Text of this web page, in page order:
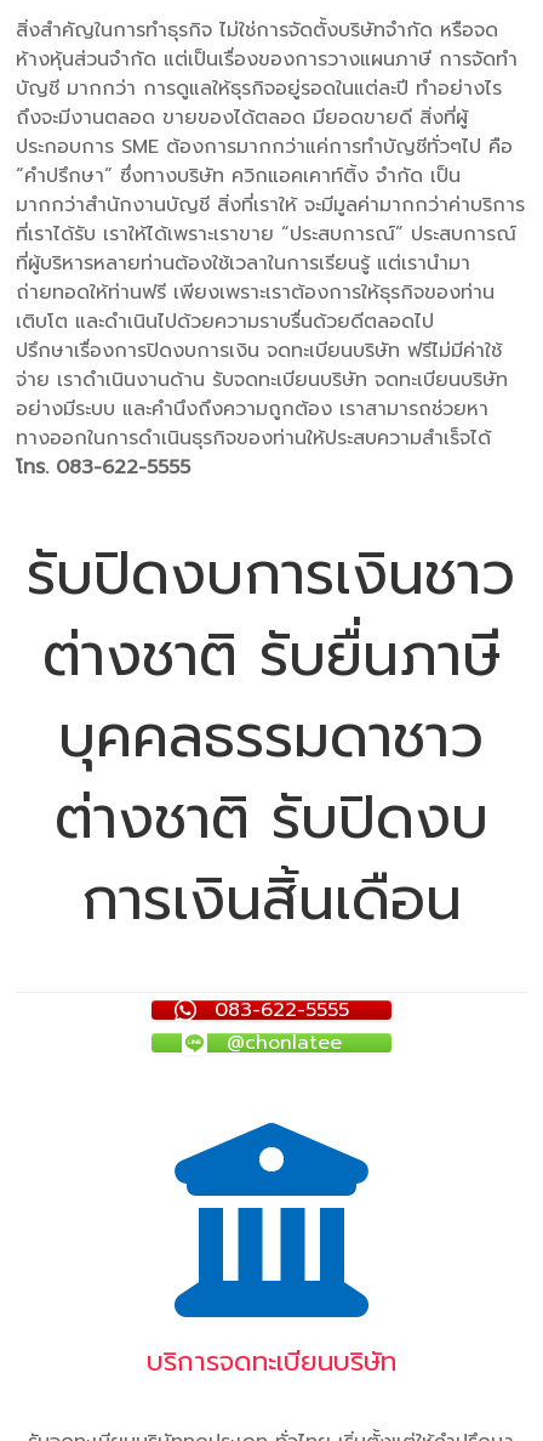
สิ่งสำคัญในการทำธุรกิจ ไม่ใช่การจัดตั้งบริษัทจำกัด หรือจด
ห้างหุ้นส่วนจำกัด แต่เป็นเรื่องของการวางแผนภาษี การจัดทำ
บัญชี มากกว่า การดูแลให้ธุรกิจอยู่รอดในแต่ละปี ทำอย่างไร
ถึงจะมีงานตลอด ขายของได้ตลอด มียอดขายดี สิ่งที่ผู้
ประกอบการ SME ต้องการมากกว่าแค่การทำบัญชีทั่วๆไป คือ
“คำปรึกษา” ซึ่งทางบริษัท ควิกแอคเคาท์ติ้ง จำกัด เป็น
มากกว่าสำนักงานบัญชี สิ่งที่เราให้ จะมีมูลค่ามากกว่าค่าบริการ
ที่เราได้รับ เราให้ได้เพราะเราขาย “ประสบการณ์” ประสบการณ์
ที่ผู้บริหารหลายท่านต้องใช้เวลาในการเรียนรู้ แต่เรานำมา
ถ่ายทอดให้ท่านฟรี เพียงเพราะเราต้องการให้ธุรกิจของท่าน
เติบโต และดำเนินไปด้วยความราบรื่นด้วยดีตลอดไป
ปรึกษาเรื่องการปิดงบการเงิน จดทะเบียนบริษัท ฟรีไม่มีค่าใช้
จ่าย เราดำเนินงานด้าน รับจดทะเบียนบริษัท จดทะเบียนบริษัท
อย่างมีระบบ และคำนึงถึงความถูกต้อง เราสามารถช่วยหา
ทางออกในการดำเนินธุรกิจของท่านให้ประสบความสำเร็จได้
โทร. 083-622-5555
รับปิดงบการเงินชาว
ต่างชาติ รับยื่นภาษี
บุคคลธรรมดาชาว
ต่างชาติ รับปิดงบ
การเงินสิ้นเดือน
083-622-5555
@chonlatee
บริการจดทะเบียนบริษัท